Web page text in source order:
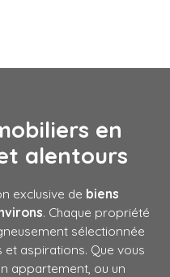
en
alentours
exclusive de biens
. Chaque propriété
sélectionnée
aspirations. Que vous
appartement, ou un